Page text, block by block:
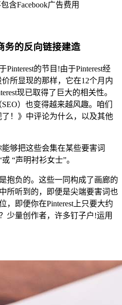
含Facebook广告费用
务的反向链接建造
的节目!由于Pinterest经
价所显现的那样，它在12个月内
现已取得了巨大的相关性。
）也变得越来越风趣。咱们
了！》中评论为什么，以及其他
够把这些会集在某些要害词
“声明衬衫女士”。
抱负的。这些一同构成了画廊的
所听到的，即便是尖端要害词也
，即便你在Pinterest上只要大约
少量创作者，许多钉子户!运用